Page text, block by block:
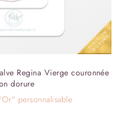
Regina Vierge couronnée
dorure
personnalisable